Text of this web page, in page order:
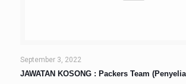
September 3, 2022
JAWATAN KOSONG : Packers Team